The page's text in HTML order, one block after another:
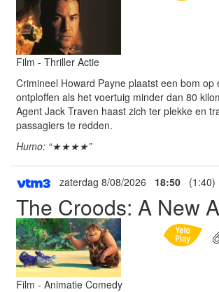
Film - Thriller Actie
Crimineel Howard Payne plaatst een bom op
ontploffen als het voertuig minder dan 80
Agent Jack Traven haast zich ter plekke en
passagiers te redden.
Humo: “★★★★”
zaterdag 8/08/2026 18:50 (1:40)
The Croods: A New
Film - Animatie Comedy